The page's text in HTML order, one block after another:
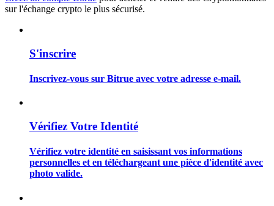
sur l'échange crypto le plus sécurisé.
S'inscrire
Inscrivez-vous sur Bitrue avec votre adresse e-mail.
Vérifiez Votre Identité
Vérifiez votre identité en saisissant vos informations
personnelles et en téléchargeant une pièce d'identité avec
photo valide.